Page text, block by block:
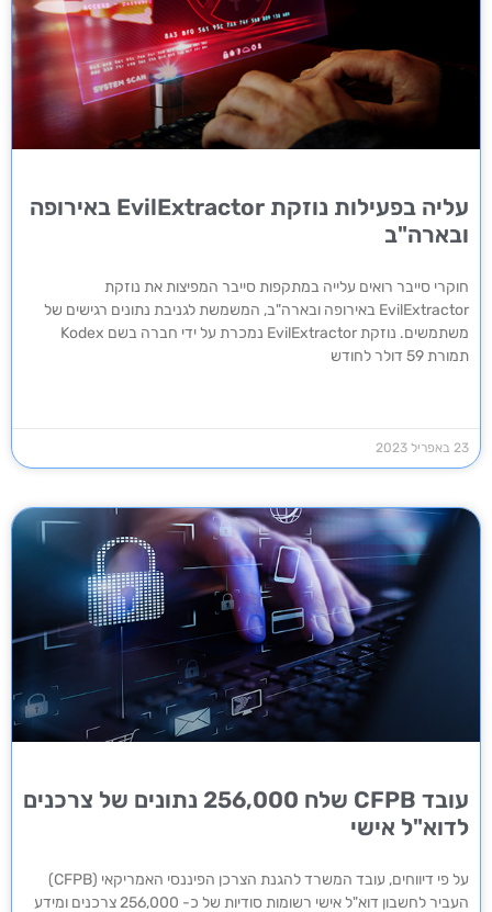
עליה בפעילות נוזקת EvilExtractor באירופה
ובארה"ב
חוקרי סייבר רואים עלייה במתקפות סייבר המפיצות את נוזקת
EvilExtractor באירופה ובארה"ב, המשמשת לגניבת נתונים רגישים של
משתמשים. נוזקת EvilExtractor נמכרת על ידי חברה בשם Kodex
תמורת 59 דולר לחודש
23 באפריל 2023
עובד CFPB שלח 256,000 נתונים של צרכנים
לדוא"ל אישי
על פי דיווחים, עובד המשרד להגנת הצרכן הפיננסי האמריקאי (CFPB)
העביר לחשבון דוא"ל אישי רשומות סודיות של כ- 256,000 צרכנים ומידע